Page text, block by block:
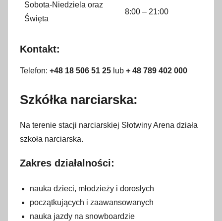
Sobota-Niedziela oraz
Święta
8:00 – 21:00
Kontakt:
Telefon: +48 18 506 51 25 lub + 48 789 402 000
Szkółka narciarska:
Na terenie stacji narciarskiej Słotwiny Arena działa
szkoła narciarska.
Zakres działalności:
nauka dzieci, młodzieży i dorosłych
początkujących i zaawansowanych
nauka jazdy na snowboardzie